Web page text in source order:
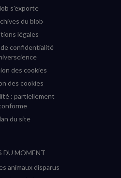
s'exporte
du blob
légales
confidentialité
des cookies
des cookies
: partiellement
du site
DU MOMENT
animaux disparus